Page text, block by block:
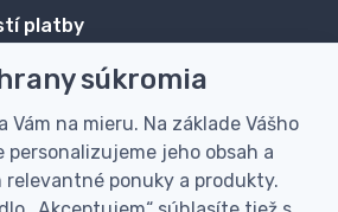
platby
originálny darček
súkromia
Vám na mieru. Na základe Vášho
personalizujeme jeho obsah a
relevantné ponuky a produkty.